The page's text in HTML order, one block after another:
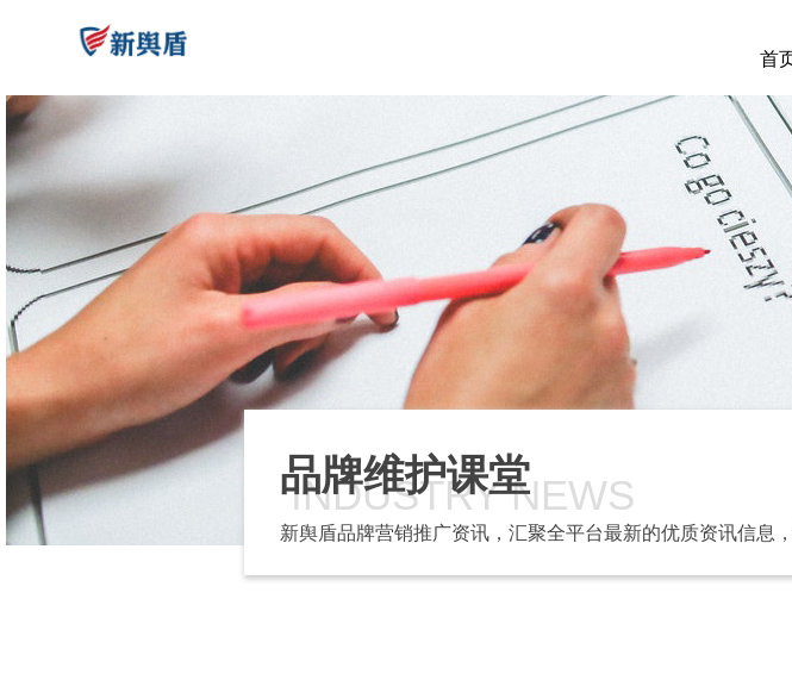
首
品牌维护课堂
INDUSTRY NEWS
新舆盾品牌营销推广资讯，汇聚全平台最新的优质资讯信息